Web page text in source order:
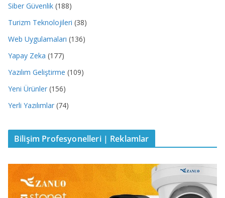
Siber Güvenlik (188)
Turizm Teknolojileri (38)
Web Uygulamaları (136)
Yapay Zeka (177)
Yazılım Geliştirme (109)
Yeni Ürünler (156)
Yerli Yazılımlar (74)
Bilişim Profesyonelleri | Reklamlar